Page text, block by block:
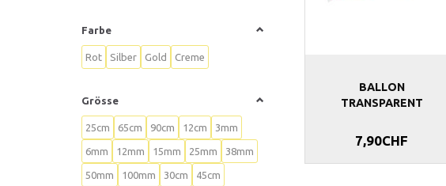
Farbe
Rot Silber Gold Creme
Grösse
25cm 65cm 90cm 12cm 3mm
6mm 12mm 15mm 25mm 38mm
50mm 100mm 30cm 45cm
BALLON
TRANSPARENT
7,90CHF